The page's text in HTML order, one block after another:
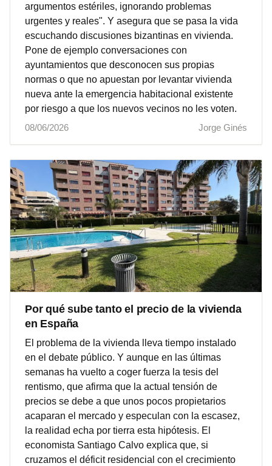
argumentos estériles, ignorando problemas
urgentes y reales". Y asegura que se pasa la vida
escuchando discusiones bizantinas en vivienda.
Pone de ejemplo conversaciones con
ayuntamientos que desconocen sus propias
normas o que no apuestan por levantar vivienda
nueva ante la emergencia habitacional existente
por riesgo a que los nuevos vecinos no les voten.
08/06/2026
Jorge Ginés
Por qué sube tanto el precio de la vivienda
en España
El problema de la vivienda lleva tiempo instalado
en el debate público. Y aunque en las últimas
semanas ha vuelto a coger fuerza la tesis del
rentismo, que afirma que la actual tensión de
precios se debe a que unos pocos propietarios
acaparan el mercado y especulan con la escasez,
la realidad echa por tierra esta hipótesis. El
economista Santiago Calvo explica que, si
cruzamos el déficit residencial con el crecimiento